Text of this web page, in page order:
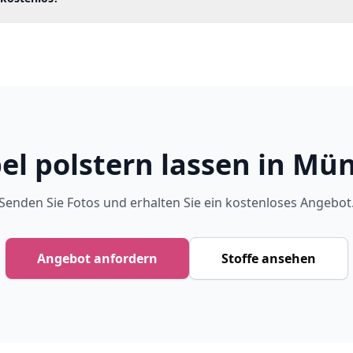
polstern lassen in
Sie Fotos und erhalten Sie ein kostenloses Angebot.
Angebot anfordern Stoffe ansehen